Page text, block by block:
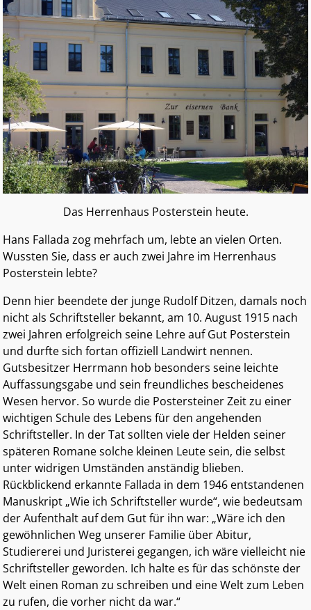
Das Herrenhaus Posterstein heute.
Hans Fallada zog mehrfach um, lebte an vielen Orten.
Wussten Sie, dass er auch zwei Jahre im Herrenhaus
Posterstein lebte?
Denn hier beendete der junge Rudolf Ditzen, damals noch
nicht als Schriftsteller bekannt, am 10. August 1915 nach
zwei Jahren erfolgreich seine Lehre auf Gut Posterstein
und durfte sich fortan offiziell Landwirt nennen.
Gutsbesitzer Herrmann hob besonders seine leichte
Auffassungsgabe und sein freundliches bescheidenes
Wesen hervor. So wurde die Postersteiner Zeit zu einer
wichtigen Schule des Lebens für den angehenden
Schriftsteller. In der Tat sollten viele der Helden seiner
späteren Romane solche kleinen Leute sein, die selbst
unter widrigen Umständen anständig blieben.
Rückblickend erkannte Fallada in dem 1946 entstandenen
Manuskript „Wie ich Schriftsteller wurde“, wie bedeutsam
der Aufenthalt auf dem Gut für ihn war: „Wäre ich den
gewöhnlichen Weg unserer Familie über Abitur,
Studiererei und Juristerei gegangen, ich wäre vielleicht nie
Schriftsteller geworden. Ich halte es für das schönste der
Welt einen Roman zu schreiben und eine Welt zum Leben
zu rufen, die vorher nicht da war.“